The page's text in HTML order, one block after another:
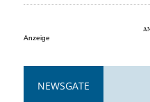
Anzeige
NEWSGATE